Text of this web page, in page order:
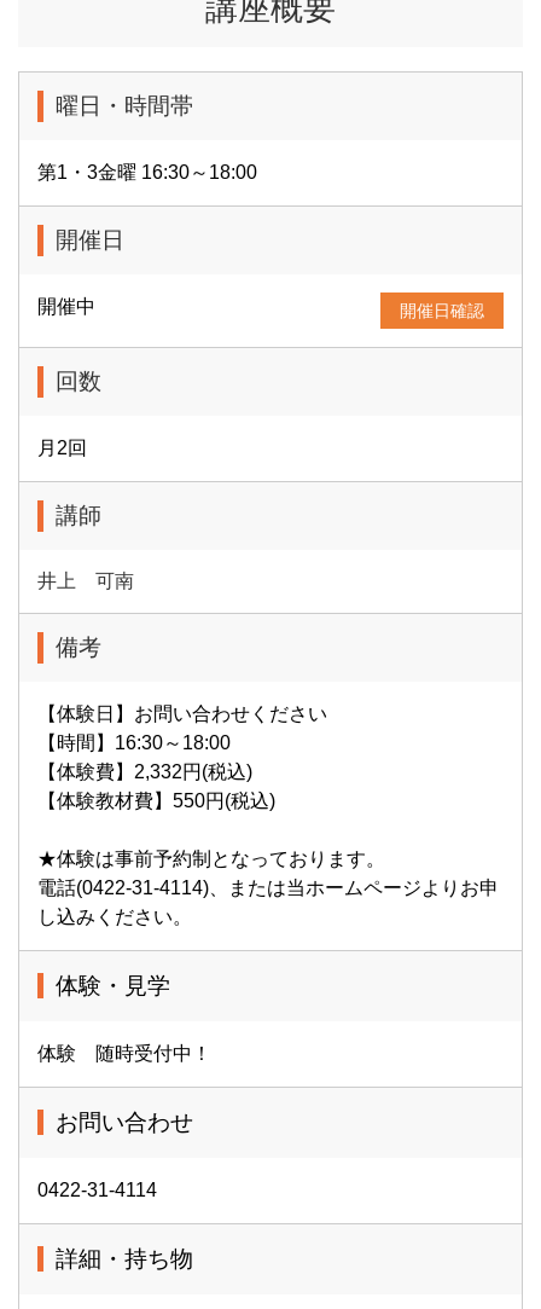
講座概要
曜日・時間帯
第1・3金曜 16:30～18:00
開催日
開催中 開催日確認
回数
月2回
講師
井上 可南
備考
【体験日】お問い合わせください
【時間】16:30～18:00
【体験費】2,332円(税込)
【体験教材費】550円(税込)
★体験は事前予約制となっております。
電話(0422-31-4114)、または当ホームページよりお申
し込みください。
体験・見学
体験 随時受付中！
お問い合わせ
0422-31-4114
詳細・持ち物